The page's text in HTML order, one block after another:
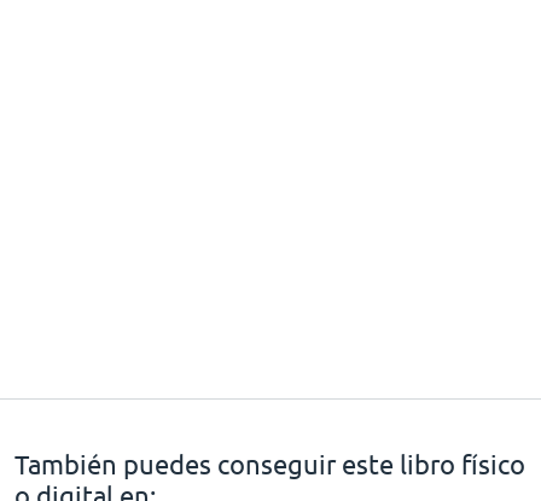
También puedes conseguir este libro físico